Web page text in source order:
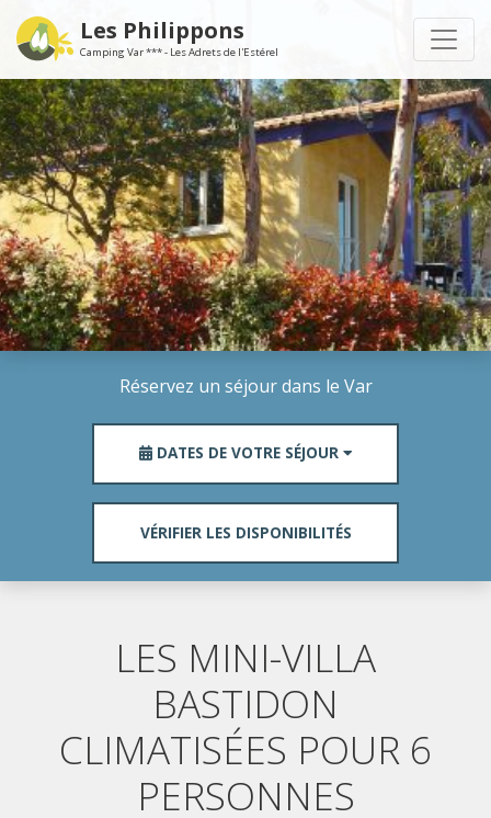
Les Philippons
Camping Var *** - Les Adrets de l'Estérel
Réservez un séjour dans le Var
DATES DE VOTRE SÉJOUR
LES MINI-VILLA
BASTIDON
CLIMATISÉES POUR 6
PERSONNES